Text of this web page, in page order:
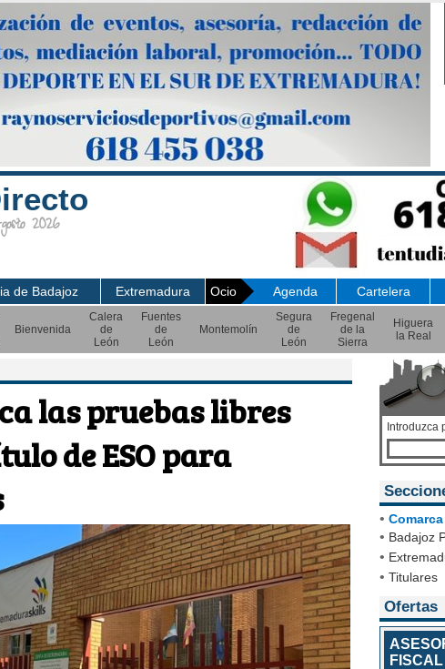
2026
de Badajoz Extremadura Ocio Agenda Cartelera
Bienvenida
Calera
de
León
Fuentes
de
León
Montemolín
Segura
de
León
Fregenal
de la
Sierra
Higuera
la Real
las pruebas libres
de ESO para
Introduzca
• Comarca
• Badajoz
•
• Titulares
Ofertas